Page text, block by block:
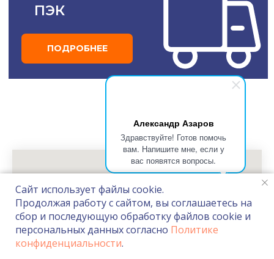
Александр Азаров
Здравствуйте! Готов помочь
вам. Напишите мне, если у
вас появятся вопросы.
Сайт использует файлы cookie.
Продолжая работу с сайтом, вы соглашаетесь на
сбор и последующую обработку файлов cookie и
персональных данных согласно Политике
конфиденциальности.